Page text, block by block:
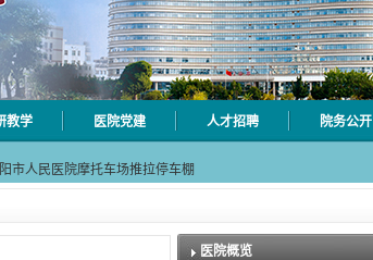
教学 医院党建 人才招聘 院务公开
市人民医院医用射线防辐射用品
市人民医院摩托车场推拉停车棚
市人民医院手术室内镜维修采购
阳市人民医院医用射线防辐射用品医院概览